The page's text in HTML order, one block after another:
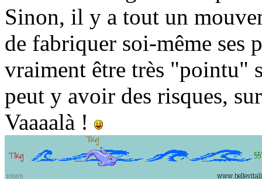
Sinon, il y a tout un
de fabriquer soi-même ses
vraiment être très "pointu"
peut y avoir des risques,
Vaaaalà !